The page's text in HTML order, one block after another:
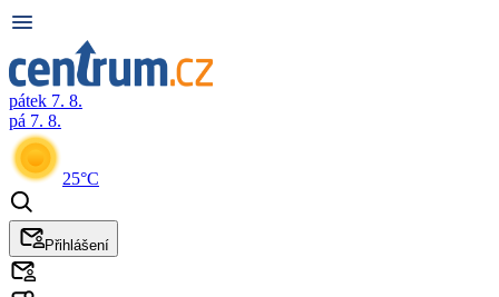
pátek 7. 8.
pá 7. 8.
25°C
Přihlášení